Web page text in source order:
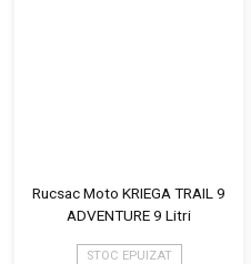
Rucsac Moto KRIEGA TRAIL 9
ADVENTURE 9 Litri
STOC EPUIZAT